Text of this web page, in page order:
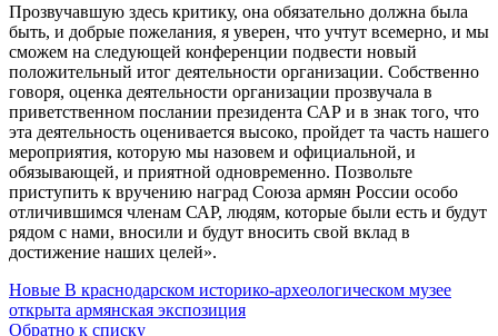
Прозвучавшую здесь критику, она обязательно должна была
быть, и добрые пожелания, я уверен, что учтут всемерно, и мы
сможем на следующей конференции подвести новый
положительный итог деятельности организации. Собственно
говоря, оценка деятельности организации прозвучала в
приветственном послании президента САР и в знак того, что
эта деятельность оценивается высоко, пройдет та часть нашего
мероприятия, которую мы назовем и официальной, и
обязывающей, и приятной одновременно. Позвольте
приступить к вручению наград Союза армян России особо
отличившимся членам САР, людям, которые были есть и будут
рядом с нами, вносили и будут вносить свой вклад в
достижение наших целей».
Новые В краснодарском историко-археологическом музее
открыта армянская экспозиция
Обратно к списку